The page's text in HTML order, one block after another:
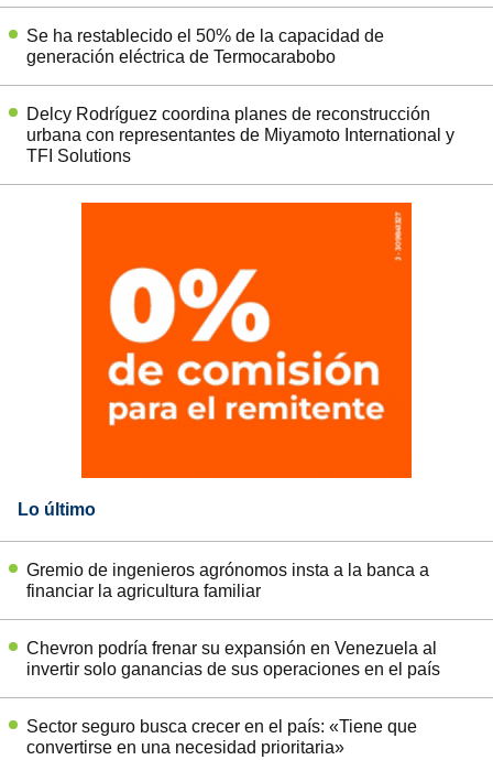
Se ha restablecido el 50% de la capacidad de
generación eléctrica de Termocarabobo
Delcy Rodríguez coordina planes de reconstrucción
urbana con representantes de Miyamoto International y
TFI Solutions
Lo último
Gremio de ingenieros agrónomos insta a la banca a
financiar la agricultura familiar
Chevron podría frenar su expansión en Venezuela al
invertir solo ganancias de sus operaciones en el país
Sector seguro busca crecer en el país: «Tiene que
convertirse en una necesidad prioritaria»